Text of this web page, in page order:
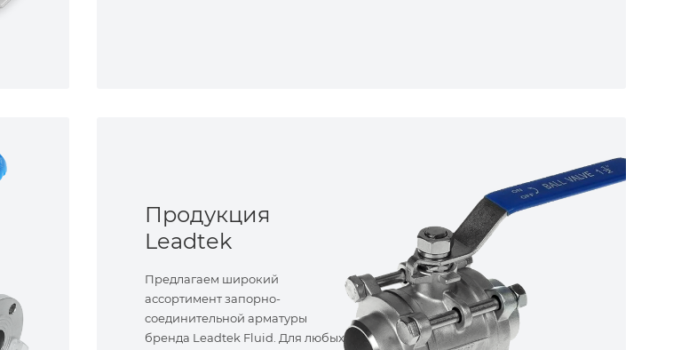
Продукция
Leadtek
Предлагаем широкий
ассортимент запорно-
соединительной арматуры
бренда Leadtek Fluid. Для любых